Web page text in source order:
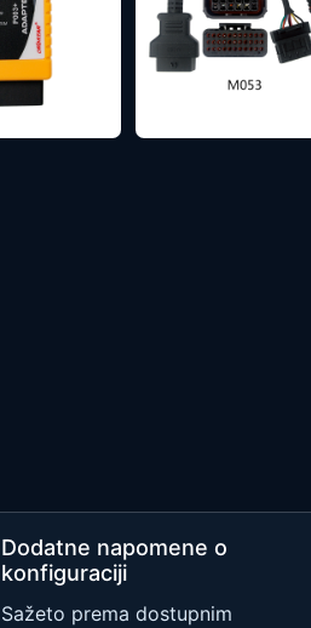
Dodatne napomene o
konfiguraciji
Sažeto prema dostupnim